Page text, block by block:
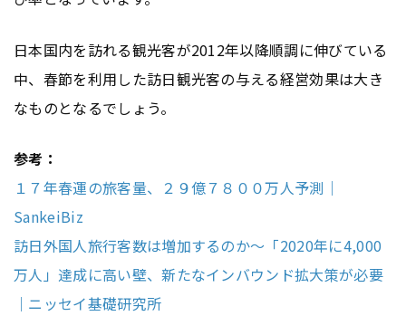
日本国内を訪れる観光客が2012年以降順調に伸びている
中、春節を利用した訪日観光客の与える経営効果は大き
なものとなるでしょう。
参考：
１７年春運の旅客量、２９億７８００万人予測｜
SankeiBiz
訪日外国人旅行客数は増加するのか～「2020年に4,000
万人」達成に高い壁、新たなインバウンド拡大策が必要
｜ニッセイ基礎研究所